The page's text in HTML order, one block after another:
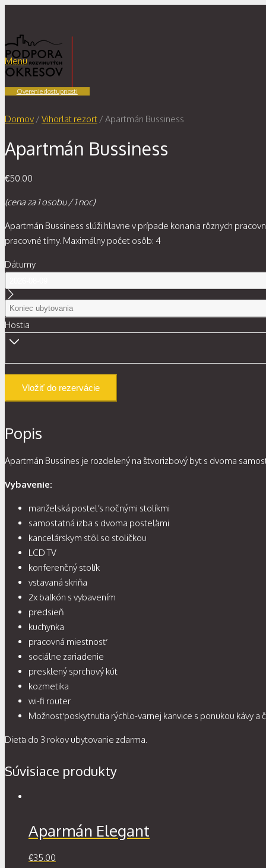
Menu
Overenie dostupnosti
Domov / Vihorlat rezort / Apartmán Bussiness
Apartmán Bussiness
€50.00
(cena za 1 osobu / 1 noc)
Apartmán Bussiness slúži hlavne v prípade konania rôznych
pracovné tímy. Maximálny počet osôb: 4
Dátumy
Hostia
Vložiť do rezervácie
Popis
Apartmán Bussines je rozdelený na štvorizbový byt s dvoma
Vybavenie:
manželská posteľ s nočnými stolíkmi
samostatná izba s dvoma posteľami
kancelárskym stôl so stoličkou
LCD TV
konferenčný stolík
vstavaná skriňa
2x balkón s vybavením
predsieň
kuchynka
pracovná miestnosť
sociálne zariadenie
presklený sprchový kút
kozmetika
wi-fi router
Možnosť poskytnutia rýchlo-varnej kanvice s ponukou kávy a
Dieťa do 3 rokov ubytovanie zdarma.
Súvisiace produkty
Aparmán Elegant
€35.00